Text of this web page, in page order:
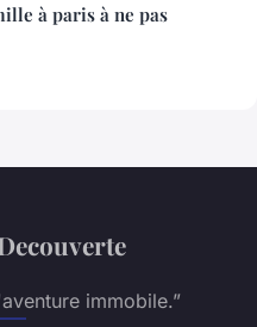
à paris à ne pas
immobile.”